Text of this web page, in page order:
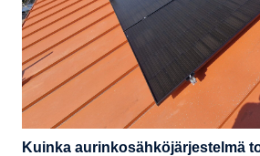
Kuinka aurinkosähköjärjestelmä